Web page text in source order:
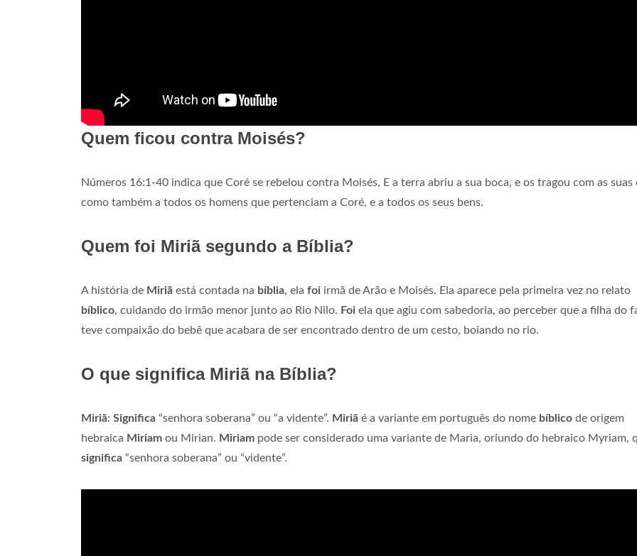
Quem ficou contra Moisés?
Números 16:1-40 indica que Coré se rebelou contra Moisés, E a terra abriu a sua boca, e os tragou com as suas
como também a todos os homens que pertenciam a Coré, e a todos os seus bens.
Quem foi Miriã segundo a Bíblia?
A história de Miriã está contada na bíblia, ela foi irmã de Arão e Moisés. Ela aparece pela primeira vez no relato
bíblico, cuidando do irmão menor junto ao Rio Nilo. Foi ela que agiu com sabedoria, ao perceber que a filha do
teve compaixão do bebê que acabara de ser encontrado dentro de um cesto, boiando no rio.
O que significa Miriã na Bíblia?
Miriã: Significa “senhora soberana” ou “a vidente”. Miriã é a variante em português do nome bíblico de origem
hebraica Miriam ou Mirian. Miriam pode ser considerado uma variante de Maria, oriundo do hebraico Myriam,
significa “senhora soberana” ou “vidente”.